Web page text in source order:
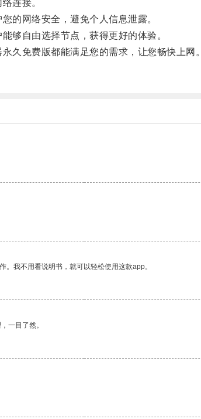
连接。
网络安全，避免个人信息泄露。
自由选择节点，获得更好的体验。
免费版都能满足您的需求，让您畅快上网。
我不用看说明书，就可以轻松使用这款app。
一目了然。